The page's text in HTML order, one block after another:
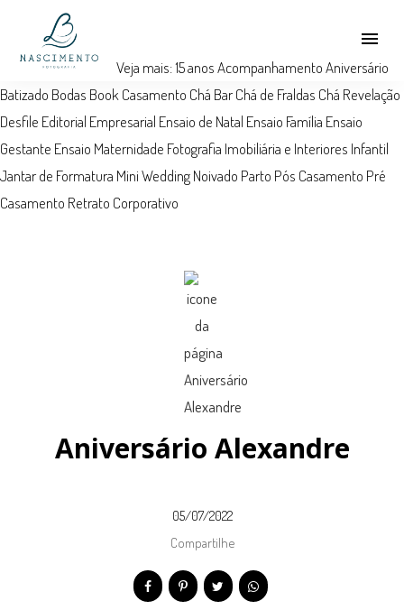
menu
Veja mais:15 anos AcompanhamentoAniversário
Batizado Bodas Book Casamento Chá BarChá de Fraldas Chá Revelação
Desfile Editorial Empresarial Ensaio de Natal Ensaio Família Ensaio
Gestante Ensaio Maternidade Fotografia Imobiliária e Interiores Infantil
Jantar de Formatura Mini WeddingNoivado Parto Pós Casamento Pré
Casamento Retrato Corporativo
Aniversário Alexandre
05/07/2022
Compartilhe